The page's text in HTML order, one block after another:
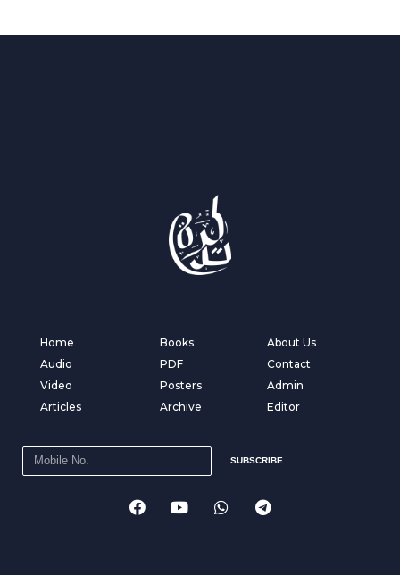
Home
Audio
Video
Articles
Books
PDF
Posters
Archive
About Us
Contact
Admin
Editor
SUBSCRIBE